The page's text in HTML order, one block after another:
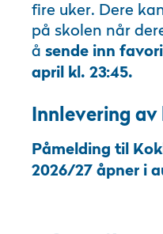
fire uker. Dere
på skolen når
å sende inn
april kl. 23:45.
Innlevering av
Påmelding til
2026/27 åpner i